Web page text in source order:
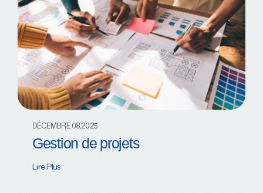
DÉCEMBRE 08,2025
Gestion de projets
Lire Plus